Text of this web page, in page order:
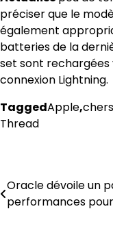
préciser que le
également
batteries de la
set sont rechargées
connexion Lightning.
TaggedApple,chers
Thread
navigation
Oracle dévoile un
performances